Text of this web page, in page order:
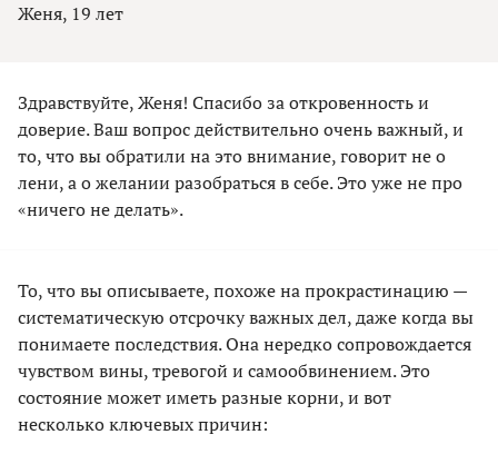
Женя, 19 лет
Здравствуйте, Женя! Спасибо за откровенность и
доверие. Ваш вопрос действительно очень важный, и
то, что вы обратили на это внимание, говорит не о
лени, а о желании разобраться в себе. Это уже не про
«ничего не делать».
То, что вы описываете, похоже на прокрастинацию —
систематическую отсрочку важных дел, даже когда вы
понимаете последствия. Она нередко сопровождается
чувством вины, тревогой и самообвинением. Это
состояние может иметь разные корни, и вот
несколько ключевых причин: